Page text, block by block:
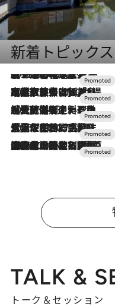
新着トピック
2026.8.7
【トンボの足水浴】ヒノキの香りに包まれて涼感マックス！約13℃の湧水かけ流しを避暑地「星野温泉 トンボの湯」で体験
2026.7.31
【ホテル帰省】という選択肢をOMOが提案。家族とほどよい距離を保つには「昼は実家、夜は気兼ねなくホテルで！」
2026.7.24
【夏限定ディナーコース】旬を迎える稚鮎や花ズッキーニなどをイタリア・トスカーナの郷土料理の手法で満喫！
2026.7.17
「土佐和ハーブかき氷」がOMO7高知に登場！生姜、山椒、大葉など目にも舌にも涼を呼ぶ郷土の味
2026.7.10
NEW OPEN！【界 草津】名湯の地に誕生。趣の異なる2種の温泉と上州ならではの会席・蕎麦割烹など美食を味わう究極の癒やし旅
TALK &
トーク＆セッション